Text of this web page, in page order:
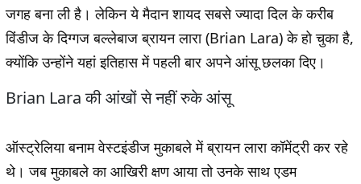
जगह बना ली है। लेकिन ये मैदान शायद सबसे ज्यादा दिल के करीब
विंडीज के दिग्गज बल्लेबाज ब्रायन लारा (Brian Lara) के हो चुका है,
क्योंकि उन्होंने यहां इतिहास में पहली बार अपने आंसू छलका दिए।
Brian Lara की आंखों से नहीं रुके आंसू
ऑस्ट्रेलिया बनाम वेस्टइंडीज मुकाबले में ब्रायन लारा कॉमेंट्री कर रहे
थे। जब मुकाबले का आखिरी क्षण आया तो उनके साथ एडम